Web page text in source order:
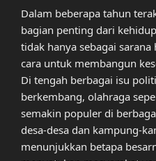
Dalam beberapa tahun
bagian penting dari
tidak hanya sebagai
cara untuk membangun
Di tengah berbagai isu
berkembang, olahraga
semakin populer di
desa-desa dan kampung-
menunjukkan betapa